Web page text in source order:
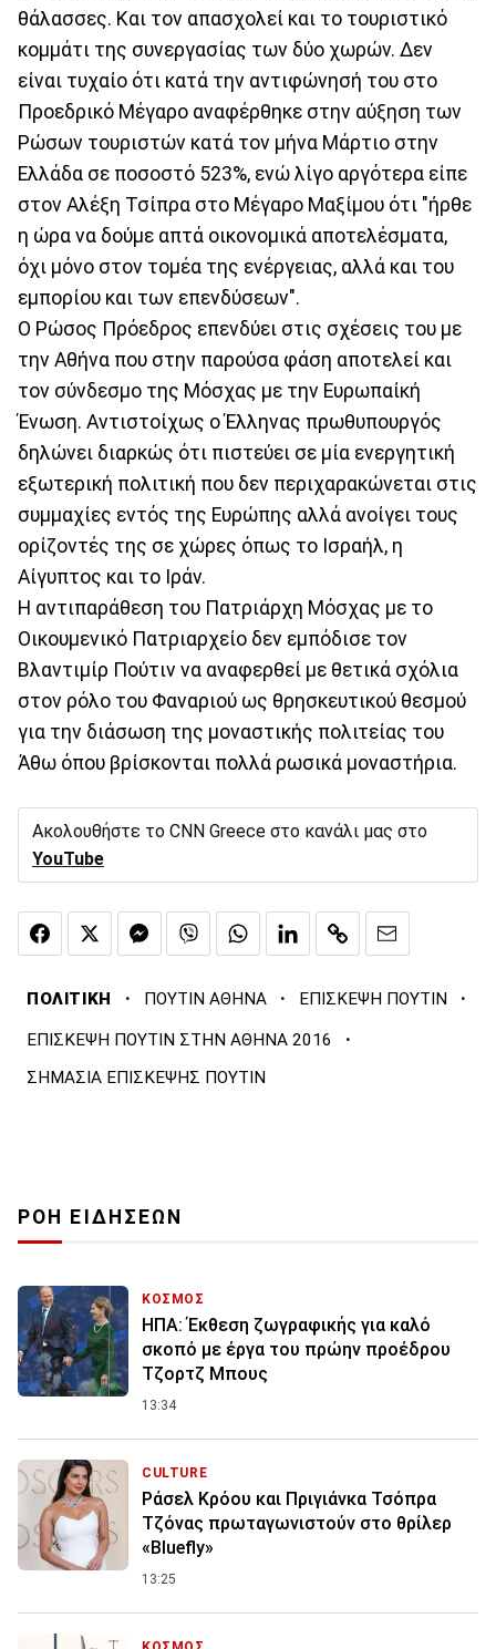
θάλασσες. Και τον απασχολεί και το τουριστικό
κομμάτι της συνεργασίας των δύο χωρών. Δεν
είναι τυχαίο ότι κατά την αντιφώνησή του στο
Προεδρικό Μέγαρο αναφέρθηκε στην αύξηση των
Ρώσων τουριστών κατά τον μήνα Μάρτιο στην
Ελλάδα σε ποσοστό 523%, ενώ λίγο αργότερα είπε
στον Αλέξη Τσίπρα στο Μέγαρο Μαξίμου ότι "ήρθε
η ώρα να δούμε απτά οικονομικά αποτελέσματα,
όχι μόνο στον τομέα της ενέργειας, αλλά και του
εμπορίου και των επενδύσεων".
Ο Ρώσος Πρόεδρος επενδύει στις σχέσεις του με
την Αθήνα που στην παρούσα φάση αποτελεί και
τον σύνδεσμο της Μόσχας με την Ευρωπαίκή
Ένωση. Αντιστοίχως ο Έλληνας πρωθυπουργός
δηλώνει διαρκώς ότι πιστεύει σε μία ενεργητική
εξωτερική πολιτική που δεν περιχαρακώνεται στις
συμμαχίες εντός της Ευρώπης αλλά ανοίγει τους
ορίζοντές της σε χώρες όπως το Ισραήλ, η
Αίγυπτος και το Ιράν.
Η αντιπαράθεση του Πατριάρχη Μόσχας με το
Οικουμενικό Πατριαρχείο δεν εμπόδισε τον
Βλαντιμίρ Πούτιν να αναφερθεί με θετικά σχόλια
στον ρόλο του Φαναριού ως θρησκευτικού θεσμού
για την διάσωση της μοναστικής πολιτείας του
Άθω όπου βρίσκονται πολλά ρωσικά μοναστήρια.
Ακολουθήστε το CNN Greece στο κανάλι μας στο
YouTube
ΠΟΛΙΤΙΚΗ · ΠΟΥΤΙΝ ΑΘΗΝΑ · ΕΠΙΣΚΕΨΗ ΠΟΥΤΙΝ ·
ΕΠΙΣΚΕΨΗ ΠΟΥΤΙΝ ΣΤΗΝ ΑΘΗΝΑ 2016 ·
ΣΗΜΑΣΙΑ ΕΠΙΣΚΕΨΗΣ ΠΟΥΤΙΝ
ΡΟΗ ΕΙΔΗΣΕΩΝ
ΚΟΣΜΟΣ
ΗΠΑ: Έκθεση ζωγραφικής για καλό
σκοπό με έργα του πρώην προέδρου
Τζορτζ Μπους
13:34
CULTURE
Ράσελ Κρόου και Πριγιάνκα Τσόπρα
Τζόνας πρωταγωνιστούν στο θρίλερ
«Bluefly»
13:25